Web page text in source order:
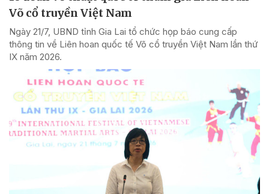
Võ cổ truyền Việt Nam
Ngày 21/7, UBND tỉnh Gia Lai tổ chức họp báo cung cấp
thông tin về Liên hoan quốc tế Võ cổ truyền Việt Nam lần thứ
IX năm 2026.